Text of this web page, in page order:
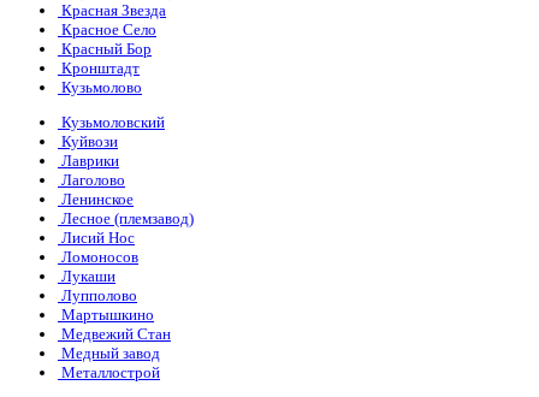
Красная Звезда
Красное Село
Красный Бор
Кронштадт
Кузьмолово
Кузьмоловский
Куйвози
Лаврики
Лаголово
Ленинское
Лесное (племзавод)
Лисий Нос
Ломоносов
Лукаши
Лупполово
Мартышкино
Медвежий Стан
Медный завод
Металлострой